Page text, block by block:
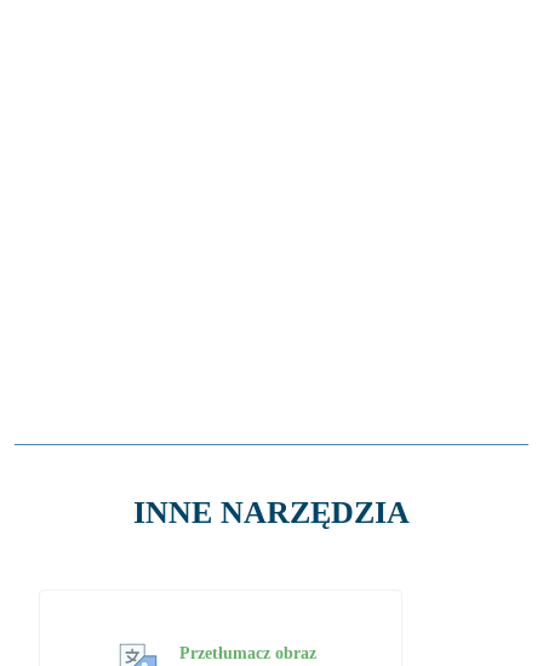
INNE NARZĘDZIA
Przetłumacz obraz